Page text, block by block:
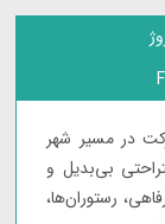
در مسیر شهر
بی‌بدیل و
رستوران‌ها،